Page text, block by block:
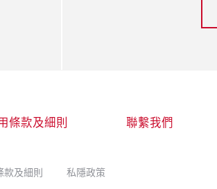
條款及細則 聯繫我們
款及細則 私隱政策